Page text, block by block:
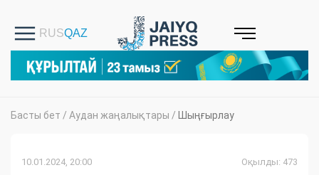
Басты бет / Аудан жаңалықтары / Шыңғырлау
10.01.2024, 20:00 Оқылды: 473